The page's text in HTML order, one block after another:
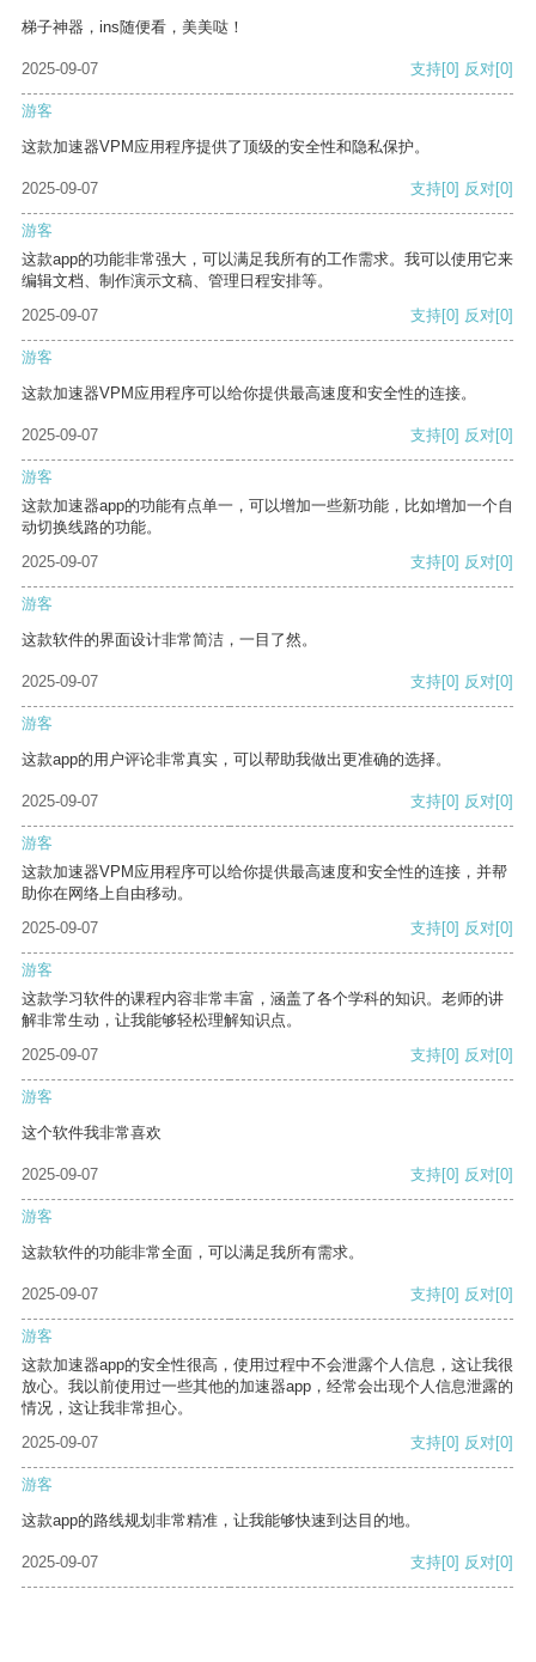
梯子神器，ins随便看，美美哒！
2025-09-07 支持[0] 反对[0]
游客
这款加速器VPM应用程序提供了顶级的安全性和隐私保护。
2025-09-07 支持[0] 反对[0]
游客
这款app的功能非常强大，可以满足我所有的工作需求。我可以使用它来
编辑文档、制作演示文稿、管理日程安排等。
2025-09-07
支持[0] 反对[0]
游客
这款加速器VPM应用程序可以给你提供最高速度和安全性的连接。
2025-09-07 支持[0] 反对[0]
游客
这款加速器app的功能有点单一，可以增加一些新功能，比如增加一个自
动切换线路的功能。
2025-09-07
支持[0] 反对[0]
游客
这款软件的界面设计非常简洁，一目了然。
2025-09-07 支持[0] 反对[0]
游客
这款app的用户评论非常真实，可以帮助我做出更准确的选择。
2025-09-07 支持[0] 反对[0]
游客
这款加速器VPM应用程序可以给你提供最高速度和安全性的连接，并帮
助你在网络上自由移动。
2025-09-07
支持[0] 反对[0]
游客
这款学习软件的课程内容非常丰富，涵盖了各个学科的知识。老师的讲
解非常生动，让我能够轻松理解知识点。
2025-09-07
支持[0] 反对[0]
游客
这个软件我非常喜欢
2025-09-07 支持[0] 反对[0]
游客
这款软件的功能非常全面，可以满足我所有需求。
2025-09-07 支持[0] 反对[0]
游客
这款加速器app的安全性很高，使用过程中不会泄露个人信息，这让我很
放心。我以前使用过一些其他的加速器app，经常会出现个人信息泄露的
情况，这让我非常担心。
2025-09-07
支持[0] 反对[0]
游客
这款app的路线规划非常精准，让我能够快速到达目的地。
2025-09-07 支持[0] 反对[0]